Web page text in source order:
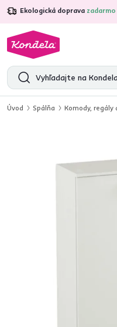
Ekologická doprava
4,7 31 211
Úvod Spálňa Komody, regály